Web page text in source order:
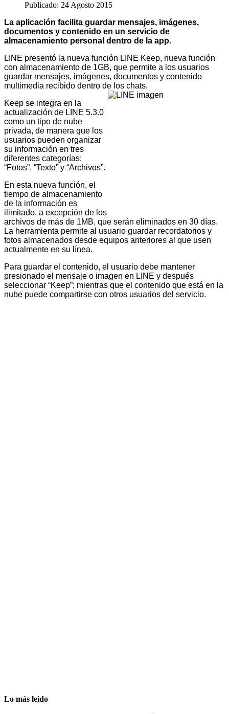
Publicado: 24 Agosto 2015
La aplicación facilita guardar mensajes, imágenes,
documentos y contenido en un servicio de
almacenamiento personal dentro de la app.
LINE presentó la nueva función LINE Keep, nueva función
con almacenamiento de 1GB, que permite a los usuarios
guardar mensajes, imágenes, documentos y contenido
multimedia recibido dentro de los chats.
Keep se integra en la
actualización de LINE 5.3.0
como un tipo de nube
privada, de manera que los
usuarios pueden organizar
su información en tres
diferentes categorías;
“Fotos”, “Texto” y “Archivos”.
En esta nueva función, el
tiempo de almacenamiento
de la información es
ilimitado, a excepción de los
archivos de más de 1MB, que serán eliminados en 30 días.
La herramienta permite al usuario guardar recordatorios y
fotos almacenados desde equipos anteriores al que usen
actualmente en su línea.
Para guardar el contenido, el usuario debe mantener
presionado el mensaje o imagen en LINE y después
seleccionar “Keep”; mientras que el contenido que está en la
nube puede compartirse con otros usuarios del servicio.
Lo más leido